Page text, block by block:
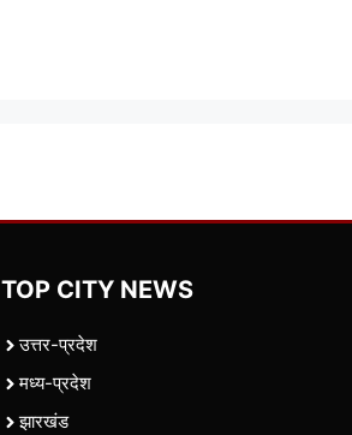
TOP CITY NEWS
उत्तर-प्रदेश
मध्य-प्रदेश
झारखंड